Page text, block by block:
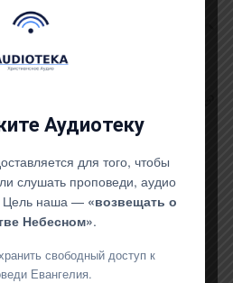
Аудиотеку
для того, чтобы
слушать проповеди, аудио
Цель наша — «возвещать о
Небесном».
свободный доступ к
Евангелия.